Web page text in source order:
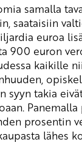
samalla
saataisiin
euroa
900 euron
kaikille
syyn takia
prosentin
lähes